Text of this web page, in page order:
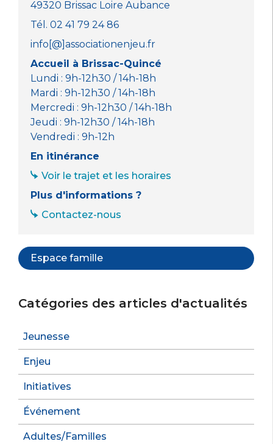
49320 Brissac Loire Aubance
Tél. 02 41 79 24 86
info[@]associationenjeu.fr
Accueil à Brissac-Quincé
Lundi : 9h-12h30 / 14h-18h
Mardi : 9h-12h30 / 14h-18h
Mercredi : 9h-12h30 / 14h-18h
Jeudi : 9h-12h30 / 14h-18h
Vendredi : 9h-12h
En itinérance
Voir le trajet et les horaires
Plus d'informations ?
Contactez-nous
Espace famille
Catégories des articles d'actualités
Jeunesse
Enjeu
Initiatives
Événement
Adultes/Familles